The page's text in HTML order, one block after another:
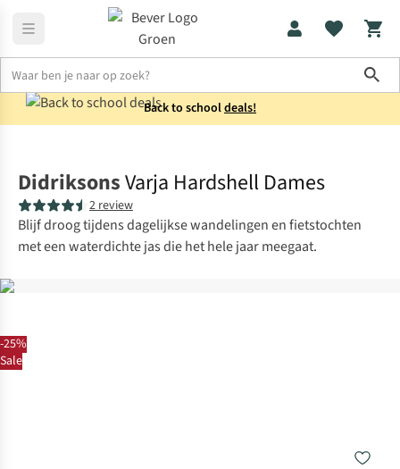
Back to schooldeals!
-25%
Sale
DidriksonsVarja Hardshell Dames
2 review
Blijf droog tijdens dagelijkse wandelingen en fietstochten
met een waterdichte jas die het hele jaar meegaat.